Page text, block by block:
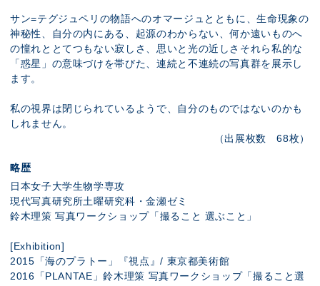
サン=テグジュペリの物語へのオマージュとともに、生命現象の
神秘性、自分の内にある、起源のわからない、何か遠いものへ
の憧れととてつもない寂しさ、思いと光の近しさそれら私的な
「惑星」の意味づけを帯びた、連続と不連続の写真群を展示し
ます。
私の視界は閉じられているようで、自分のものではないのかも
しれません。
（出展枚数 68枚）
略歴
日本女子大学生物学専攻
現代写真研究所土曜研究科・金瀬ゼミ
鈴木理策 写真ワークショップ「撮ること 選ぶこと」
[Exhibition]
2015「海のプラトー」『視点』/ 東京都美術館
2016「PLANTAE」鈴木理策 写真ワークショップ「撮ること選